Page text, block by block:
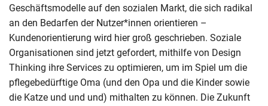
Geschäftsmodelle auf den sozialen Markt, die sich radikal
an den Bedarfen der Nutzer*innen orientieren –
Kundenorientierung wird hier groß geschrieben. Soziale
Organisationen sind jetzt gefordert, mithilfe von Design
Thinking ihre Services zu optimieren, um im Spiel um die
pflegebedürftige Oma (und den Opa und die Kinder sowie
die Katze und und und) mithalten zu können. Die Zukunft